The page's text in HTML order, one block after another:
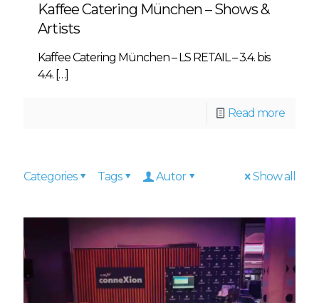
Kaffee Catering München – Shows &
Artists
Kaffee Catering München – LS RETAIL – 3.4. bis
4.4. […]
Read more
Categories Tags Autor Show all